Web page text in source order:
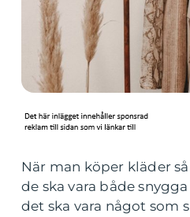
När man köper kläder
de ska vara både
det ska vara något som